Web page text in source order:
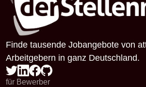
Finde tausende Jobangebote von
Arbeitgebern in ganz Deutschland.
für Bewerber